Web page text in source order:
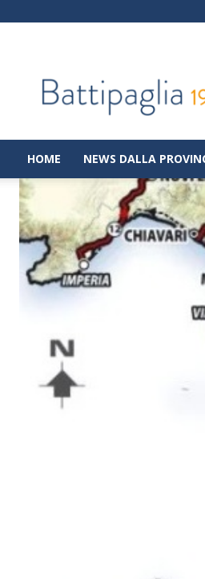
|
Notizie
dalla
città
di
HOME NEWS DALLA